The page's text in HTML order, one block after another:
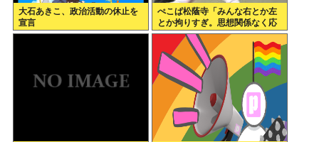
大石あきこ、政治活動の休止を
宣言
ぺこぱ松蔭寺「みんな右とか左
とか拘りすぎ。思想関係なく応
援しようよ」